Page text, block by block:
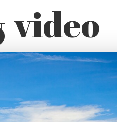
video